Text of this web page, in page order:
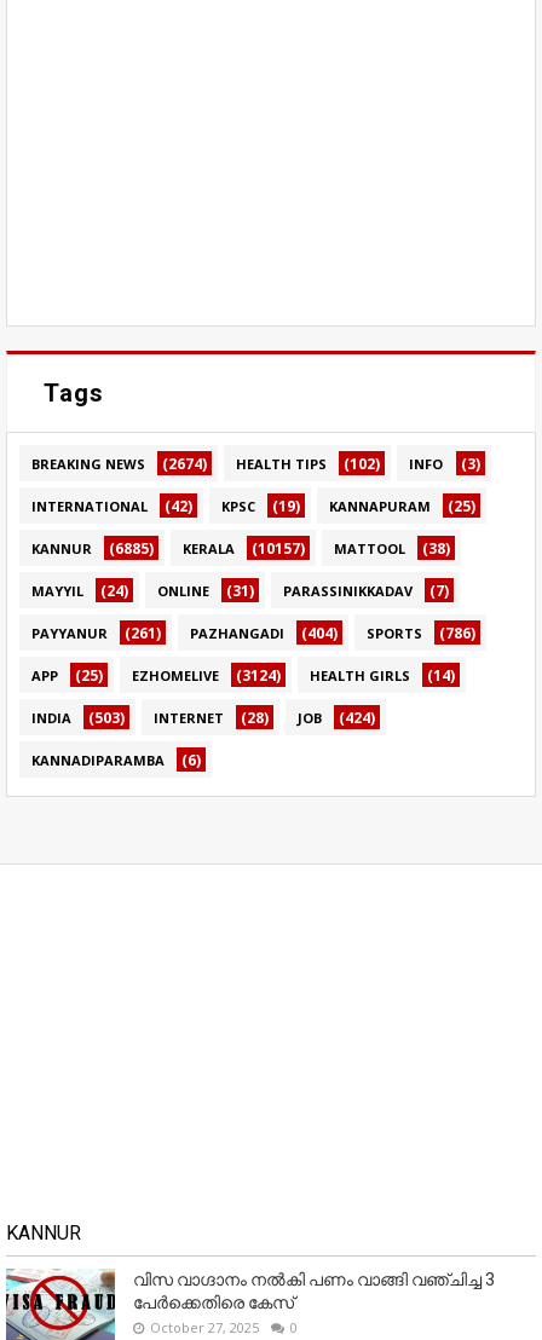
Tags
BREAKING NEWS (2674) HEALTH TIPS (102) INFO (3)
INTERNATIONAL (42) KPSC (19) KANNAPURAM (25)
KANNUR (6885) KERALA (10157) MATTOOL (38)
MAYYIL (24) ONLINE (31) PARASSINIKKADAV (7)
PAYYANUR (261) PAZHANGADI (404) SPORTS (786)
APP (25) EZHOMELIVE (3124) HEALTH GIRLS (14)
INDIA (503) INTERNET (28) JOB (424)
KANNADIPARAMBA (6)
KANNUR
വിസ വാഗ്ദാനം നൽകി പണം വാങ്ങി വഞ്ചിച്ച 3
പേർക്കെതിരെ കേസ്
October 27, 2025 0